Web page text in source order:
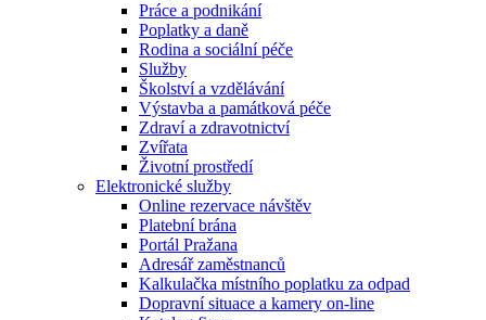
Práce a podnikání
Poplatky a daně
Rodina a sociální péče
Služby
Školství a vzdělávání
Výstavba a památková péče
Zdraví a zdravotnictví
Zvířata
Životní prostředí
Elektronické služby
Online rezervace návštěv
Platební brána
Portál Pražana
Adresář zaměstnanců
Kalkulačka místního poplatku za odpad
Dopravní situace a kamery on-line